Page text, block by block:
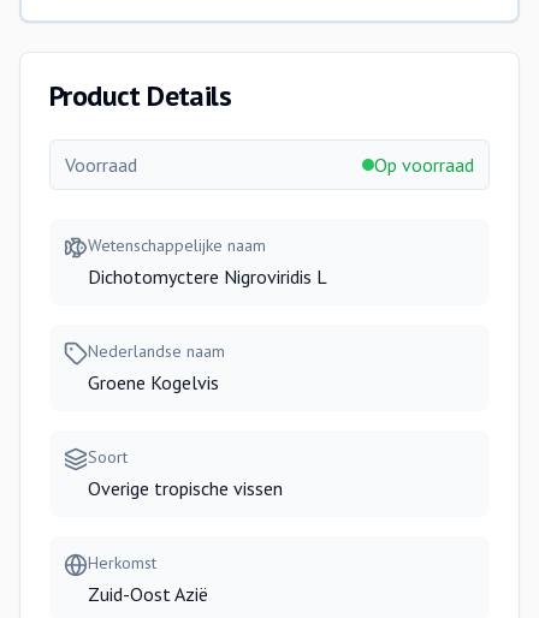
Product Details
Voorraad Op voorraad
Wetenschappelijke naam
Dichotomyctere Nigroviridis L
Nederlandse naam
Groene Kogelvis
Soort
Overige tropische vissen
Herkomst
Zuid-Oost Azië